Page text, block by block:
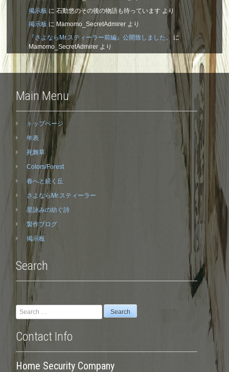
掲示板 に 石動悠のその後の物語も待っています より
掲示板に Mamomo_SecretAdmirerより
『さよならMr.スティーラー前編』公開致しました。 に
Mamomo_SecretAdmirerより
Main Menu
トップページ
年表
死舞草
Colors/Forest
春へと続く丘
さよならMr.スティーラー
星詠みの紡ぐ詩
製作ブログ
掲示板
Search
Search
for:
Contact Info
Home Security Company